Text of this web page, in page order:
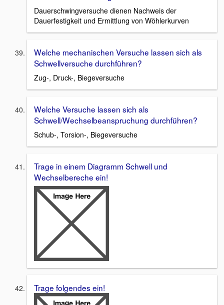
Dauerschwingversuche dienen Nachweis der
Dauerfestigkeit und Ermittlung von Wöhlerkurven
Welche mechanischen Versuche lassen sich als
Schwellversuche durchführen?
Zug-, Druck-, Biegeversuche
Welche Versuche lassen sich als
Schwell/Wechselbeanspruchung durchführen?
Schub-, Torsion-, Biegeversuche
Trage in einem Diagramm Schwell und
Wechselbereche ein!
Trage folgendes ein!